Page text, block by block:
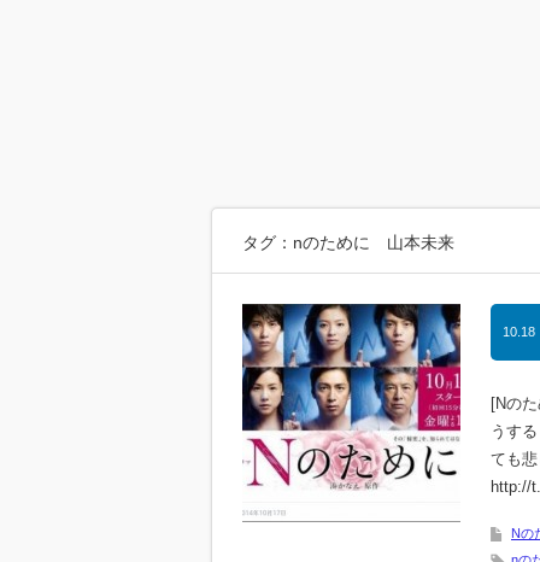
タグ：nのために 山本未来
10.18
[Nの
うす
ても
http://
Nの